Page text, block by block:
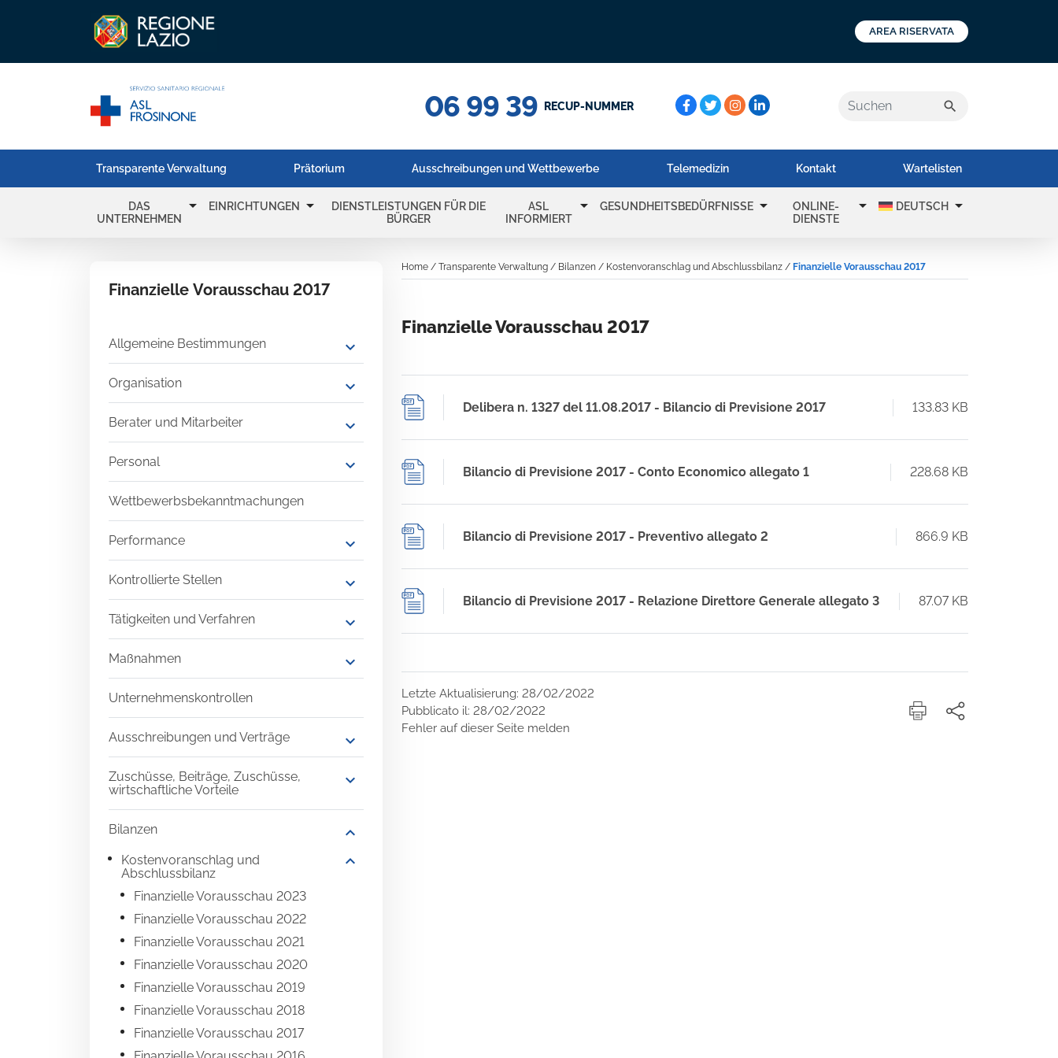
AREA RISERVATA
06 99 39 RECUP-NUMMER Cerca: search
Transparente Verwaltung Prätorium Ausschreibungen und Wettbewerbe Telemedizin Kontakt Wartelisten
DAS
UNTERNEHMEN
arrow_drop_down EINRICHTUNGEN arrow_drop_down
DIENSTLEISTUNGEN FÜR DIE
BÜRGER
ASL
INFORMIERT
arrow_drop_down GESUNDHEITSBEDÜRFNISSE arrow_drop_down
ONLINE-
DIENSTE
arrow_drop_down DEUTSCH arrow_drop_down
Finanzielle Vorausschau 2017
Allgemeine Bestimmungen expand_more
Organisation expand_more
Berater und Mitarbeiter expand_more
Personal expand_more
Wettbewerbsbekanntmachungen
Performance expand_more
Kontrollierte Stellen expand_more
Tätigkeiten und Verfahren expand_more
Maßnahmen expand_more
Unternehmenskontrollen
Ausschreibungen und Verträge expand_more
Zuschüsse, Beiträge, Zuschüsse,
wirtschaftliche Vorteile
expand_more
Bilanzen expand_more
Kostenvoranschlag und
Abschlussbilanz
expand_more
Finanzielle Vorausschau 2023
Finanzielle Vorausschau 2022
Finanzielle Vorausschau 2021
Finanzielle Vorausschau 2020
Finanzielle Vorausschau 2019
Finanzielle Vorausschau 2018
Finanzielle Vorausschau 2017
Home / Transparente Verwaltung / Bilanzen / Kostenvoranschlag und Abschlussbilanz / Finanzielle Vorausschau 2017
Finanzielle Vorausschau 2017
Delibera n. 1327 del 11.08.2017 - Bilancio di Previsione 2017 133.83 KB
Bilancio di Previsione 2017 - Conto Economico allegato 1 228.68 KB
Bilancio di Previsione 2017 - Preventivo allegato 2 866.9 KB
Bilancio di Previsione 2017 - Relazione Direttore Generale allegato 3 87.07 KB
Letzte Aktualisierung: 28/02/2022
Pubblicato il: 28/02/2022
Fehler auf dieser Seite melden